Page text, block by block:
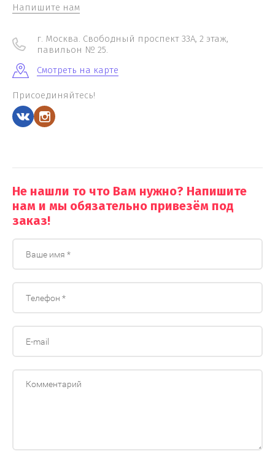
Напишите нам
г. Москва. Свободный проспект 33А, 2 этаж,
павильон № 25.
Смотреть на карте
Присоединяйтесь!
Не нашли то что Вам нужно? Напишите
нам и мы обязательно привезём под
заказ!